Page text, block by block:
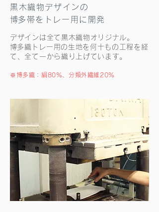
黒木織物デザインの
​博多帯をトレー用に開発
デザインは全て黒木織物オリジナル。
​博多織トレー用の生地を何十もの工程を経
て、全て一から織り上げています。
​※博多織：絹80%、分類外繊維20%